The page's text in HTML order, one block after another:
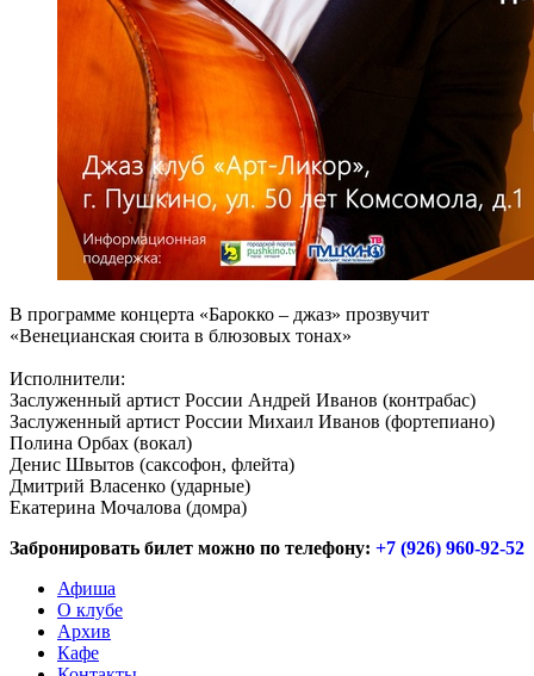
В программе концерта «Барокко – джаз» прозвучит
«Венецианская сюита в блюзовых тонах»
Исполнители:
Заслуженный артист России Андрей Иванов (контрабас)
Заслуженный артист России Михаил Иванов (фортепиано)
Полина Орбах (вокал)
Денис Швытов (саксофон, флейта)
Дмитрий Власенко (ударные)
Екатерина Мочалова (домра)
Забронировать билет можно по телефону: +7 (926) 960-92-52
Афиша
О клубе
Архив
Кафе